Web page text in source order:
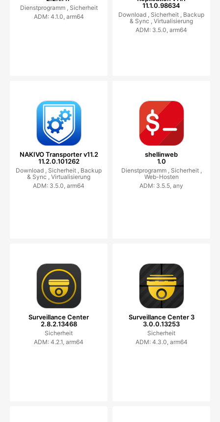
Dienstprogramm , Sicherheit
ADM: 4.1.0, arm64
11.1.0.98634
Download , Sicherheit , Backup
& Sync , Virtualisierung
ADM: 3.5.0, arm64
NAKIVO Transporter v11.2
11.2.0.101262
Download , Sicherheit , Backup
& Sync , Virtualisierung
ADM: 3.5.0, arm64
shellinweb
1.0
Dienstprogramm , Sicherheit ,
Web-Hosten
ADM: 3.5.5, any
Surveillance Center
2.8.2.13468
Sicherheit
ADM: 4.2.1, arm64
Surveillance Center 3
3.0.0.13253
Sicherheit
ADM: 4.3.0, arm64